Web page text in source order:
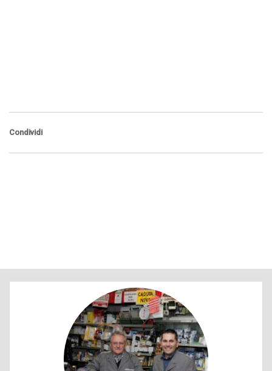
Condividi